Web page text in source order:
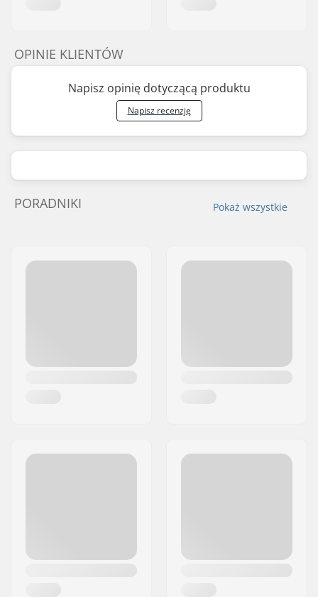
OPINIE KLIENTÓW
Napisz opinię dotyczącą produktu
Napisz recenzję
Pokaż wszystkie
PORADNIKI